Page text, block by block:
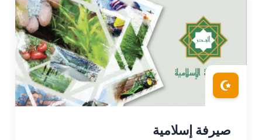
صيرفة إسلامية